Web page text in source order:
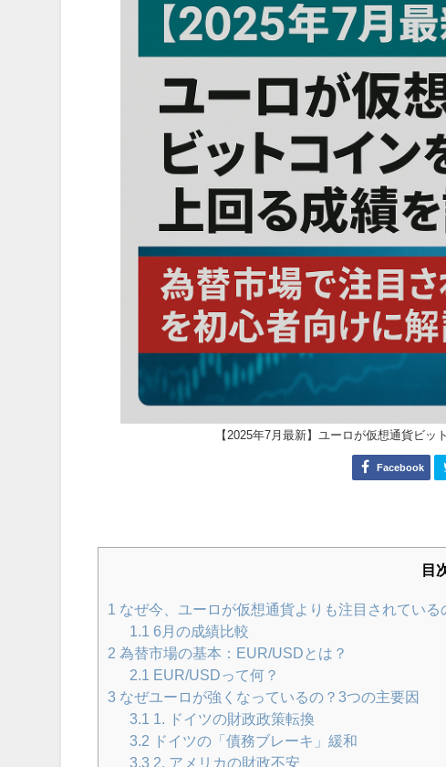
【2025年7月最新】ユーロが仮想通貨ビ
Facebook
目
1 なぜ今、ユーロが仮想通貨よりも注目されている
1.1 6月の成績比較
2 為替市場の基本：EUR/USDとは？
2.1 EUR/USDって何？
3 なぜユーロが強くなっているの？3つの主要因
3.1 1. ドイツの財政政策転換
3.2 ドイツの「債務ブレーキ」緩和
3.3 2. アメリカの財政不安